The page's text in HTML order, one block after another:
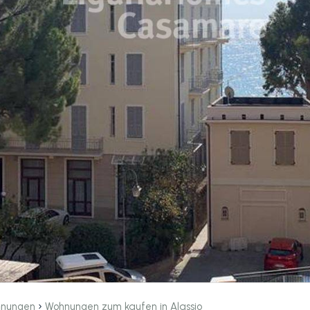
› Wohnungen zum kaufen in Alassio